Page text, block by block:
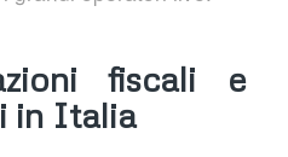
fiscali e
in Italia